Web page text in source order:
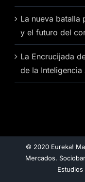
La nueva batalla
y el futuro del
La Encrucijada
de la Inteligencia
© 2020 Eureka!
Mercados.